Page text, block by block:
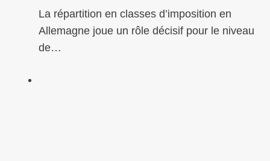
La répartition en classes d’imposition en
Allemagne joue un rôle décisif pour le niveau
de…